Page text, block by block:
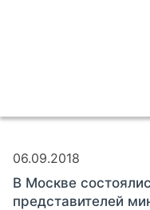
06.09.2018
В Москве
представителей